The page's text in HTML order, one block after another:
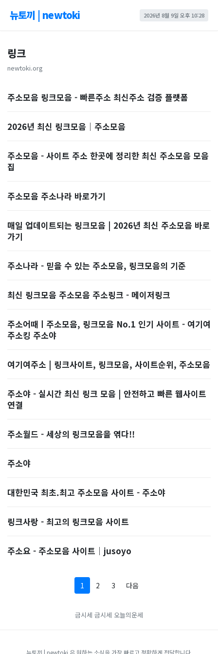
뉴토끼 | newtoki 2026년 8월 9일 오후 10:28
링크
newtoki.org
주소모음 링크모음 - 빠른주소 최신주소 검증 플랫폼
2026년 최신 링크모음｜주소모음
주소모음 - 사이트 주소 한곳에 정리한 최신 주소모음 모음
집
주소모음 주소나라 바로가기
매일 업데이트되는 링크모음 | 2026년 최신 주소모음 바로
가기
주소나라 - 믿을 수 있는 주소모음, 링크모음의 기준
최신 링크모음 주소모음 주소링크 - 메이저링크
주소어때ㅣ주소모음, 링크모음 No.1 인기 사이트 - 여기여
주소킹 주소야
여기여주소 | 링크사이트, 링크모음, 사이트순위, 주소모음
주소야 - 실시간 최신 링크 모음 | 안전하고 빠른 웹사이트
연결
주소월드 - 세상의 링크모음을 엮다!!
주소야
대한민국 최초.최고 주소모음 사이트 - 주소야
링크사랑 - 최고의 링크모음 사이트
주소요 - 주소모음 사이트｜jusoyo
1 2 3 다음
금시세 금시세 오늘의운세
뉴토끼 | newtoki 은 원하는 소식을 가장 빠르고 정확하게 전달합니다.